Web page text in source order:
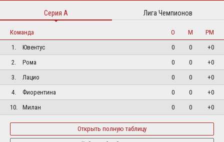
Серия А Лига Чемпионов
Команда О М
РМ
1.
Ювентус 0 0
+0
2.
Рома 0 0
+0
3.
Лацио 0 0
+0
4.
Фиорентина 0 0
+0
10.
Милан 0 0 +0
Открыть полную таблицу